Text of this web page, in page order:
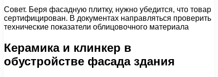
Совет. Беря фасадную плитку, нужно убедится, что товар
сертифицирован. В документах направляться проверить
технические показатели облицовочного материала
Керамика и клинкер в
обустройстве фасада здания